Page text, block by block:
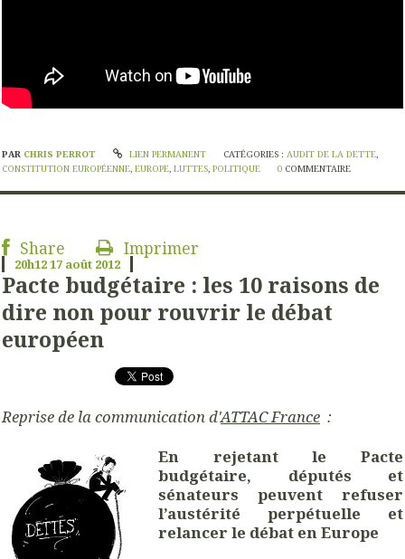
PAR CHRIS PERROT LIEN PERMANENT CATÉGORIES :AUDIT DE LA DETTE,
CONSTITUTION EUROPÉENNE, EUROPE, LUTTES, POLITIQUE 0 COMMENTAIRE
Share Imprimer
20h1217 août 2012
Pacte budgétaire : les 10 raisons de
dire non pour rouvrir le débat
européen
Reprise de la communication d'ATTAC France :
En rejetant le Pacte
budgétaire, députés et
sénateurs peuvent refuser
l’austérité perpétuelle et
relancer le débat en Europe